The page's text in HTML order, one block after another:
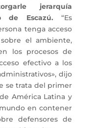
jerarquía
de Escazú. “Es
tenga acceso
el ambiente,
los procesos de
efectivo a los
dijo
se trata del primer
América Latina y
en contener
defensores de